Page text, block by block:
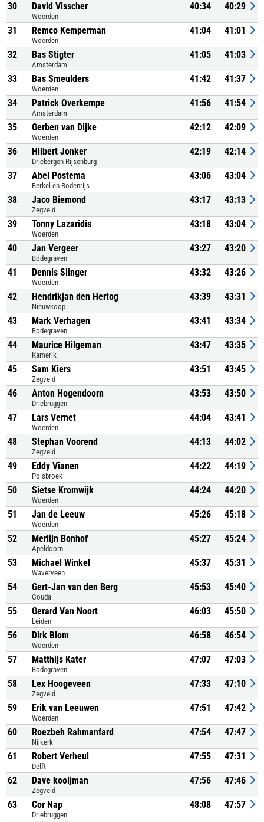
30 David Visscher
Woerden
40:34 40:29
31 Remco Kemperman
Woerden
41:04 41:01
32 Bas Stigter
Amsterdam
41:05 41:03
33 Bas Smeulders
Woerden
41:42 41:37
34 Patrick Overkempe
Amsterdam
41:56 41:54
35 Gerben van Dijke
Woerden
42:12 42:09
36 Hilbert Jonker
Driebergen-Rijsenburg
42:19 42:14
37 Abel Postema
Berkel en Rodenrijs
43:06 43:04
38 Jaco Biemond
Zegveld
43:17 43:13
39 Tonny Lazaridis
Woerden
43:18 43:04
40 Jan Vergeer
Bodegraven
43:27 43:20
41 Dennis Slinger
Woerden
43:32 43:26
42 Hendrikjan den Hertog
Nieuwkoop
43:39 43:31
43 Mark Verhagen
Bodegraven
43:41 43:34
44 Maurice Hilgeman
Kamerik
43:47 43:35
45 Sam Kiers
Zegveld
43:51 43:45
46 Anton Hogendoorn
Driebruggen
43:53 43:50
47 Lars Vernet
Woerden
44:04 43:41
48 Stephan Voorend
Zegveld
44:13 44:02
49 Eddy Vianen
Polsbroek
44:22 44:19
50 Sietse Kromwijk
Woerden
44:24 44:20
51 Jan de Leeuw
Woerden
45:26 45:18
52 Merlijn Bonhof
Apeldoorn
45:27 45:24
53 Michael Winkel
Waverveen
45:37 45:31
54 Gert-Jan van den Berg
Gouda
45:53 45:40
55 Gerard Van Noort
Leiden
46:03 45:50
56 Dirk Blom
Woerden
46:58 46:54
57 Matthijs Kater
Bodegraven
47:07 47:03
58 Lex Hoogeveen
Zegveld
47:33 47:10
59 Erik van Leeuwen
Woerden
47:51 47:42
60 Roezbeh Rahmanfard
Nijkerk
47:54 47:47
61 Robert Verheul
Delft
47:55 47:31
62 Dave kooijman
Zegveld
47:56 47:46
63 Cor Nap
Driebruggen
48:08 47:57